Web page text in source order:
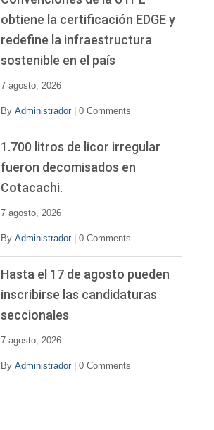
obtiene la certificación EDGE y
redefine la infraestructura
sostenible en el país
7 agosto, 2026
By Administrador 0 Comments
1.700 litros de licor irregular
fueron decomisados en
Cotacachi.
7 agosto, 2026
By Administrador 0 Comments
Hasta el 17 de agosto pueden
inscribirse las candidaturas
seccionales
7 agosto, 2026
By Administrador 0 Comments